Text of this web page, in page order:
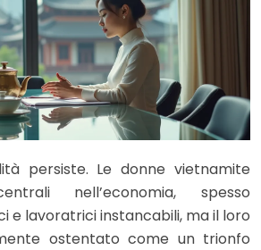
persiste. Le donne vietnamite
nell’economia, spesso
e lavoratrici instancabili, ma il loro
ostentato come un trionfo